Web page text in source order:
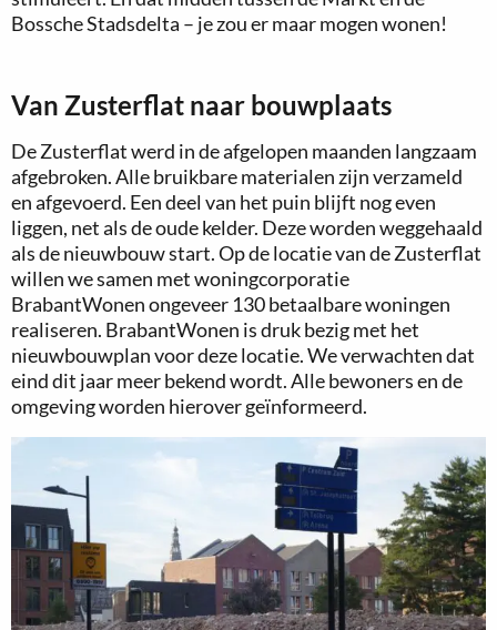
Bossche Stadsdelta – je zou er maar mogen wonen!
Van Zusterflat naar bouwplaats
De Zusterflat werd in de afgelopen maanden langzaam
afgebroken. Alle bruikbare materialen zijn verzameld
en afgevoerd. Een deel van het puin blijft nog even
liggen, net als de oude kelder. Deze worden weggehaald
als de nieuwbouw start. Op de locatie van de Zusterflat
willen we samen met woningcorporatie
BrabantWonen ongeveer 130 betaalbare woningen
realiseren. BrabantWonen is druk bezig met het
nieuwbouwplan voor deze locatie. We verwachten dat
eind dit jaar meer bekend wordt. Alle bewoners en de
omgeving worden hierover geïnformeerd.